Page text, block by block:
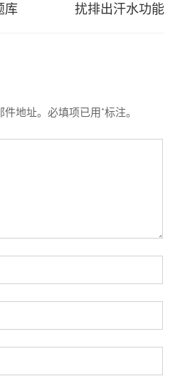
库
扰排出汗水功能
地址。必填项已用*标注。